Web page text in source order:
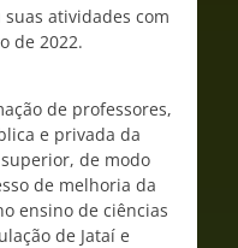
suas atividades com
de 2022.
de professores,
e privada da
de modo
de melhoria da
ensino de ciências
de Jataí e